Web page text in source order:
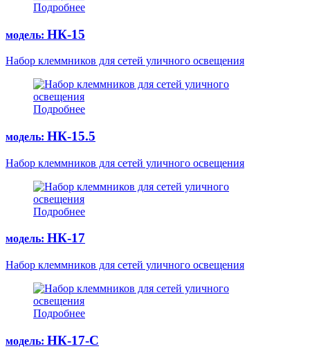
Подробнее
модель: НК-15
Набор клеммников для сетей уличного освещения
Подробнее
модель: НК-15.5
Набор клеммников для сетей уличного освещения
Подробнее
модель: НК-17
Набор клеммников для сетей уличного освещения
Подробнее
модель: НК-17-С